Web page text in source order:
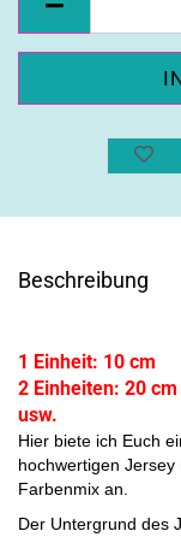
Beschreibung
1 Einheit: 10 cm
2 Einheiten: 20 cm
usw.
Hier biete ich Euch
hochwertigen
Farbenmix an.
Der Untergrund des